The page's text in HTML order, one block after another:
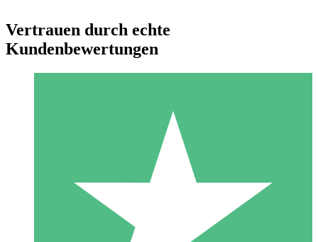
Individuelle Credit-Pakete
Zahlen Sie nach Bedarf mit Download-Credits. Keine
monatliche Verpflichtung erforderlich.
Vertrauen durch echte
Kundenbewertungen